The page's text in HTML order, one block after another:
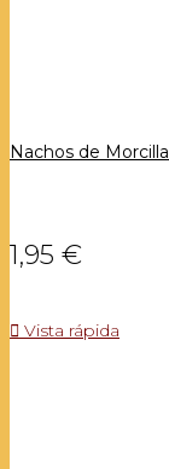
Nachos de Morcilla
1,95 €
 Vista rápida